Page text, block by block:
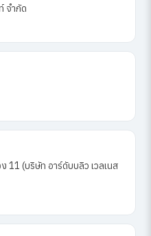
จำกัด
11 (บริษัท อาร์ดับบลิว เวลเนส